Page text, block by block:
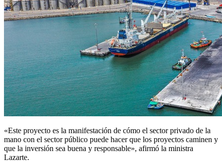
«Este proyecto es la manifestación de cómo el sector privado de la
mano con el sector público puede hacer que los proyectos caminen y
que la inversión sea buena y responsable», afirmó la ministra
Lazarte.